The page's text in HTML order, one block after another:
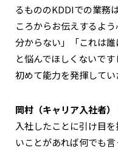
るもののKDDIでの業務
ころからお伝えするよ
分からない」「これは
と悩んでほしくないで
初めて能力を発揮してい
岡村（キャリア入社者）
入社したことに引け目
いことがあれば何でも